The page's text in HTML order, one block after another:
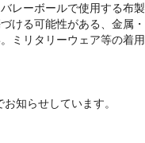
レーボールで使用する布製
ける可能性がある、金属・
ミリタリーウェア等の着用
お知らせしています。